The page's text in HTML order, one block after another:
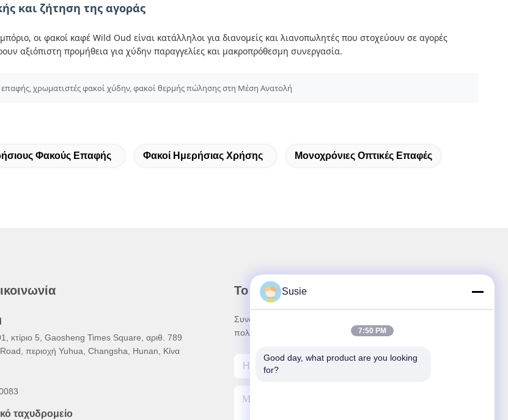
και ζήτηση της αγοράς
οι φακοί καφέ Wild Oud είναι κατάλληλοι για διανομείς και λιανοπωλητές που στοχεύουν σε αγορές
αξιόπιστη προμήθεια για χύδην παραγγελίες και μακροπρόθεσμη συνεργασία.
επαφής, χρωματιστές φακοί χύδην, φακοί θερμής πώλησης στη Μέση Ανατολή
Φακούς Επαφής Φακοί Ημερήσιας Χρήσης Μονοχρόνιες Οπτικές Επαφές
κτίριο 5, Gaosheng Times Square, αριθ. 789
περιοχή Yuhua, Changsha, Hunan, Κίνα
ταχυδρομείο
Το Δελτίο Ενημέρωσης
Συνδρομηθείτε στο ενημερωτικό μας δελτίο για εκπτώσεις και
πολλά άλλα.
Susie
7:50 PM
Good day, what product are you looking
for?